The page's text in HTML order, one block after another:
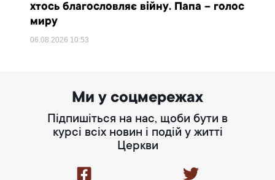
хтось благословляє війну. Папа – голос
миру
06.08.2026 10:53
Ми у соцмережах
Підпишіться на нас, щоби бути в
курсі всіх новин і подій у житті
Церкви